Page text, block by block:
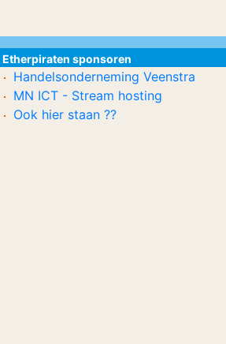
Etherpiraten sponsoren
Handelsonderneming Veenstra
MN ICT - Stream hosting
Ook hier staan ??